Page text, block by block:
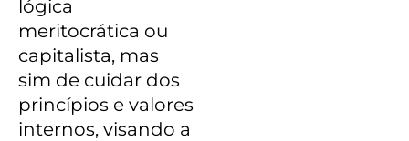
lógica
meritocrática ou
capitalista, mas
sim de cuidar dos
princípios e valores
internos, visando a